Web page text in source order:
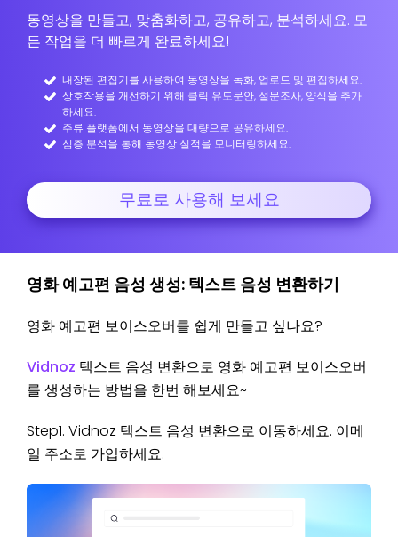
동영상을 만들고, 맞춤화하고, 공유하고, 분석하세요. 모
든 작업을 더 빠르게 완료하세요!
내장된 편집기를 사용하여 동영상을 녹화, 업로드 및 편집하세요.
상호작용을 개선하기 위해 클릭 유도문안, 설문조사, 양식을 추가
하세요.
주류 플랫폼에서 동영상을 대량으로 공유하세요.
심층 분석을 통해 동영상 실적을 모니터링하세요.
무료로 사용해 보세요
영화 예고편 음성 생성: 텍스트 음성 변환하기
영화 예고편 보이스오버를 쉽게 만들고 싶나요?
Vidnoz 텍스트 음성 변환으로 영화 예고편 보이스오버
를 생성하는 방법을 한번 해보세요~
Step1. Vidnoz 텍스트 음성 변환으로 이동하세요. 이메
일 주소로 가입하세요.